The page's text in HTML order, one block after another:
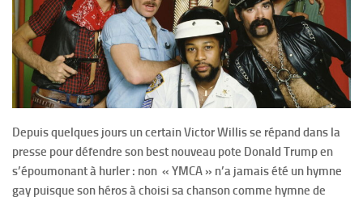
Depuis quelques jours un certain Victor Willis se répand dans la
presse pour défendre son best nouveau pote Donald Trump en
s’époumonant à hurler : non « YMCA » n’a jamais été un hymne
gay puisque son héros à choisi sa chanson comme hymne de